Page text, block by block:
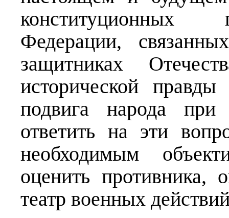
конституционных
Федерации,
защитниках
исторической
подвига народа
ответить на эти
необходимым
оценить противника,
театр военных